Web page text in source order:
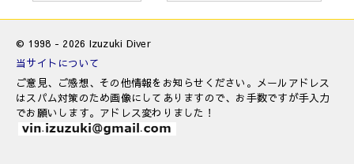
© 1998 - 2026 Izuzuki Diver
当サイトについて
ご意見、ご感想、その他情報をお知らせください。メールアドレス
はスパム対策のため画像にしてありますので、お手数ですが手入力
でお願いします。アドレス変わりました！